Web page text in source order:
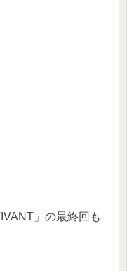
」の最終回も